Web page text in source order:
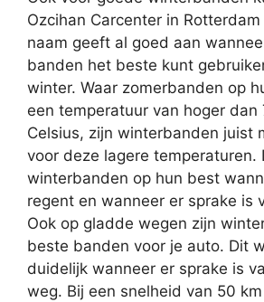
Ozcihan Carcenter in
naam geeft al goed aan
banden het beste kunt
winter. Waar zomerbanden op
een temperatuur van hoger dan
Celsius, zijn winterbanden juist
voor deze lagere temperaturen.
winterbanden op hun best
regent en wanneer er sprake is
Ook op gladde wegen zijn
beste banden voor je auto. Dit
duidelijk wanneer er sprake is
weg. Bij een snelheid van 50